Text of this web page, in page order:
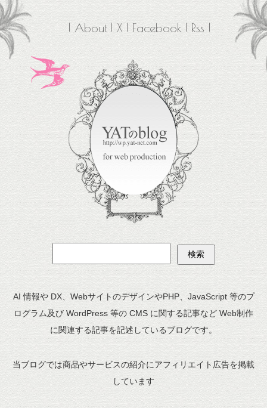
About X Facebook Rss
AI 情報や DX、WebサイトのデザインやPHP、JavaScript 等のプ
ログラム及び WordPress 等の CMS に関する記事など Web制作
に関連する記事を記述しているブログです。
当ブログでは商品やサービスの紹介にアフィリエイト広告を掲載
しています